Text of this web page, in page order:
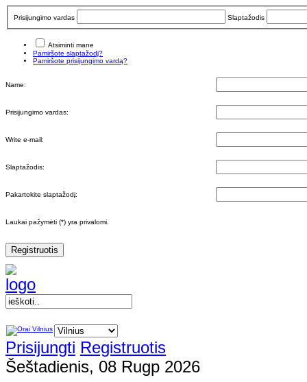
Prisijungimo vardas Slaptažodis
Atsiminti mane
Pamiršote slaptažodį?
Pamiršote prisijungimo vardą?
Name:
Prisijungimo vardas:
Write e-mail:
Slaptažodis:
Pakartokite slaptažodį:
Laukai pažymėti (*) yra privalomi.
Registruotis
Prisijungti Registruotis
Šeštadienis, 08 Rugp 2026